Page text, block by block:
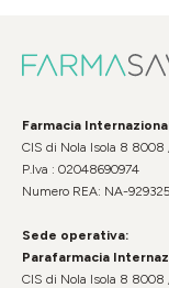
Farmacia
CIS di Nola Isola 8 8008
P.Iva : 02048690974
Numero REA: NA-929325
Sede operativa:
Parafarmacia
CIS di Nola Isola 8 8008